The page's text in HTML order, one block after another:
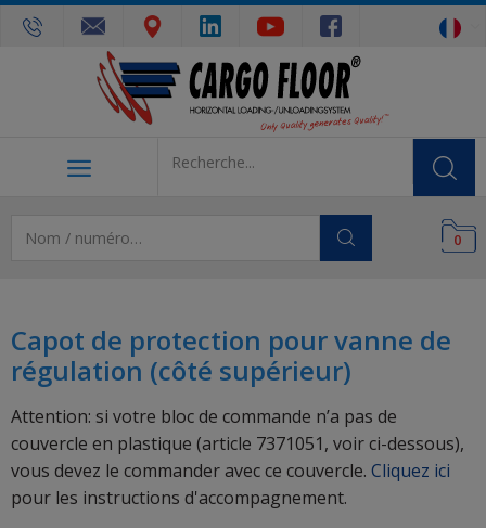
0
Capot de protection pour vanne de
régulation (côté supérieur)
Attention: si votre bloc de commande n’a pas de
couvercle en plastique (article 7371051, voir ci-dessous),
vous devez le commander avec ce couvercle. Cliquez ici
pour les instructions d'accompagnement.